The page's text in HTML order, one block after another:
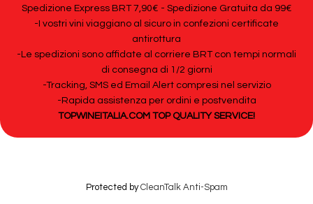
Spedizione Express BRT 7,90€ - Spedizione Gratuita da 99€
-I vostri vini viaggiano al sicuro in confezioni certificate
antirottura
-Le spedizioni sono affidate al corriere BRT con tempi normali
di consegna di 1/2 giorni
-Tracking, SMS ed Email Alert compresi nel servizio
-Rapida assistenza per ordini e postvendita
TOPWINEITALIA.COM TOP QUALITY SERVICE!
Protected byCleanTalk Anti-Spam